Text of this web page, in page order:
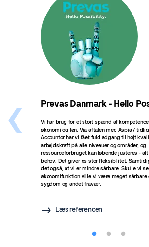
Prevas Danmark - Hello
Vi har brug for et stort spænd af
økonomi og løn. Via aftalen med Aspia /
Accountor har vi fået fuld adgang til højt
arbejdskraft på alle niveauer og områder, og
ressourceforbruget kan løbende justeres -
behov. Det giver os stor fleksibilitet.
det også, at vi er mindre sårbare. Skulle vi
økonomifunktion ville vi være meget sårbare
sygdom og andet fravær.
Læs referencen